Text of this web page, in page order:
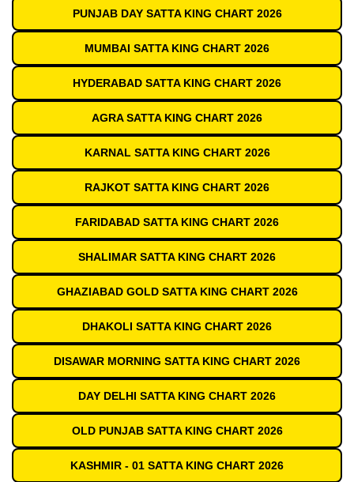
PUNJAB DAY SATTA KING CHART 2026
MUMBAI SATTA KING CHART 2026
HYDERABAD SATTA KING CHART 2026
AGRA SATTA KING CHART 2026
KARNAL SATTA KING CHART 2026
RAJKOT SATTA KING CHART 2026
FARIDABAD SATTA KING CHART 2026
SHALIMAR SATTA KING CHART 2026
GHAZIABAD GOLD SATTA KING CHART 2026
DHAKOLI SATTA KING CHART 2026
DISAWAR MORNING SATTA KING CHART 2026
DAY DELHI SATTA KING CHART 2026
OLD PUNJAB SATTA KING CHART 2026
KASHMIR - 01 SATTA KING CHART 2026